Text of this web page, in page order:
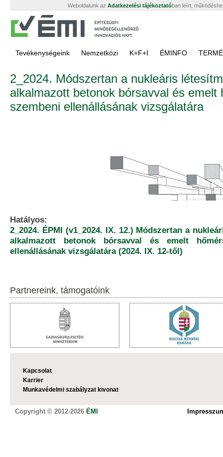
Weboldalunk az Adatkezelési tájékoztatóban leírt,
Tevékenységeink Nemzetközi K+F+I ÉMINFO
2­_2024. Módszertan a nukleáris
alkalmazott betonok bórsavval és emelt
szembeni ellenállásának vizsgálatára
Hatályos:
2_2024. ÉPMI (v1_2024. IX. 12.) Módszertan a
alkalmazott betonok bórsavval és emelt
ellenállásának vizsgálatára (2024. IX. 12-től)
Partnereink, támogatóink
Kapcsolat
Karrier
Munkavédelmi szabályzat kivonat
Copyright © 2012-2026 ÉMI